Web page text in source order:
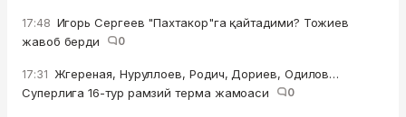
17:48 Игорь Сергеев "Пахтакор"га қайтадими? Тожиев
жавоб берди
0
17:31 Жгереная, Нуруллоев, Родич, Дориев, Одилов…
Суперлига 16-тур рамзий терма жамоаси
0